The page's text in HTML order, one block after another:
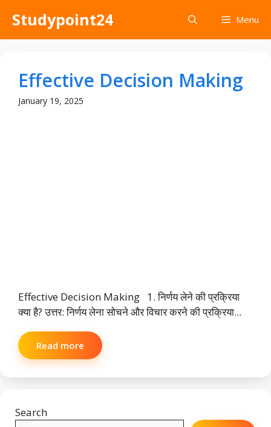
content
Studypoint24 Menu
Effective Decision Making
January 19, 2025
Effective Decision Making 1. निर्णय लेने की प्रक्रिया
क्या है? उत्तर: निर्णय लेना सोचने और विचार करने की प्रक्रिया...
Read more
Search